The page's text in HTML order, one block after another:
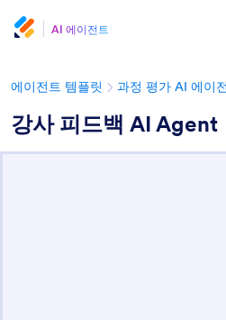
AI 에이전트
에이전트 템플릿 과정 평가 AI 에이
강사 피드백 AI Agent